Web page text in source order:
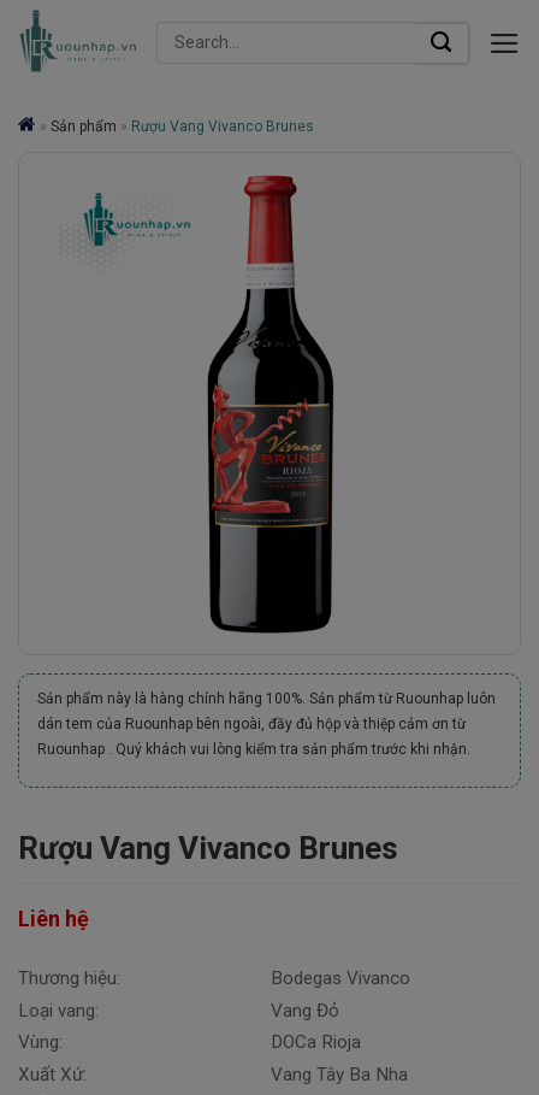
Skip
Search
» Sản phẩm » Rượu Vang Vivanco Brunes
Sản phẩm này là hàng chính hãng 100%. Sản phẩm từ Ruounhap luôn
dán tem của Ruounhap bên ngoài, đầy đủ hộp và thiệp cảm ơn từ
Ruounhap . Quý khách vui lòng kiểm tra sản phẩm trước khi nhận.
Rượu Vang Vivanco Brunes
Liên hệ
Thương hiệu:
Loại vang:
Vùng:
Xuất Xứ:
Bodegas Vivanco
Vang Đỏ
DOCa Rioja
Vang Tây Ba Nha